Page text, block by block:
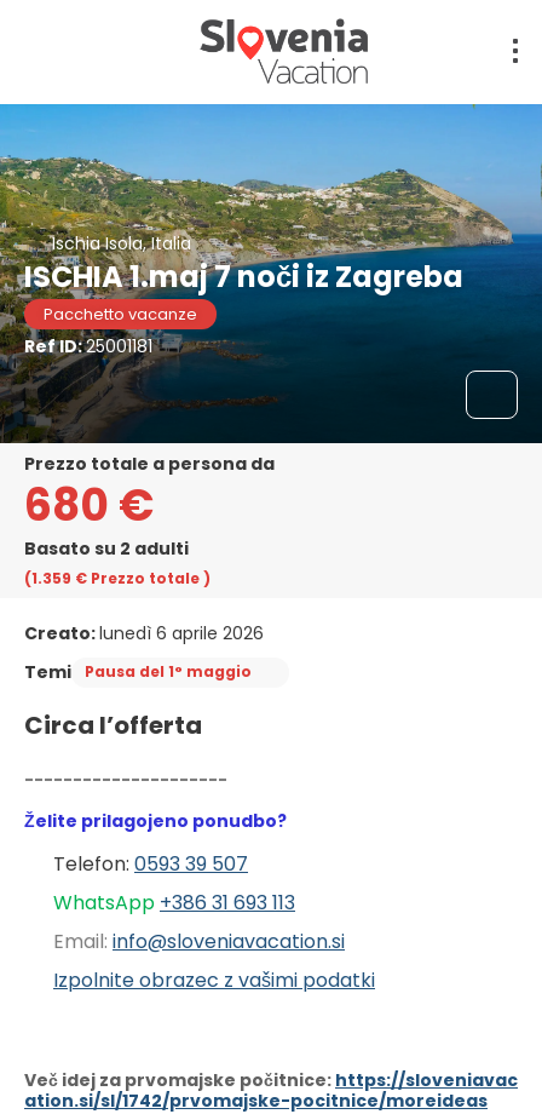
Ischia Isola, Italia
ISCHIA 1.maj 7 noči iz Zagreba
Pacchetto vacanze
Ref ID:25001181
prezzo totale a persona da
680 €
Basato su 2 adulti
(1.359 € Prezzo totale)
Creato:lunedì 6 aprile 2026
Temi
Pausa del 1° maggio
Circa l’offerta
---------------------
Želite prilagojeno ponudbo?
Telefon: 0593 39 507
WhatsApp +386 31 693 113
Email: info@sloveniavacation.si
Izpolnite obrazec z vašimi podatki
Več idej za prvomajske počitnice: https://sloveniavac
ation.si/sl/1742/prvomajske-pocitnice/moreideas